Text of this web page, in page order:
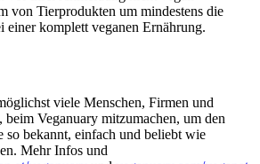
von Tierprodukten um mindestens die
einer komplett veganen Ernährung.
viele Menschen, Firmen und
beim Veganuary mitzumachen, um den
so bekannt, einfach und beliebt wie
Mehr Infos und